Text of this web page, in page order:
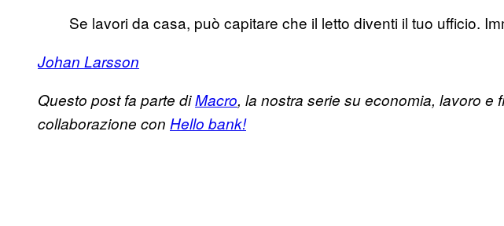
Se lavori da casa, può capitare che il letto diventi il tuo ufficio.
Johan Larsson
Questo post fa parte diMacro, la nostra serie su economia, lavoro e
collaborazione con Hello bank!